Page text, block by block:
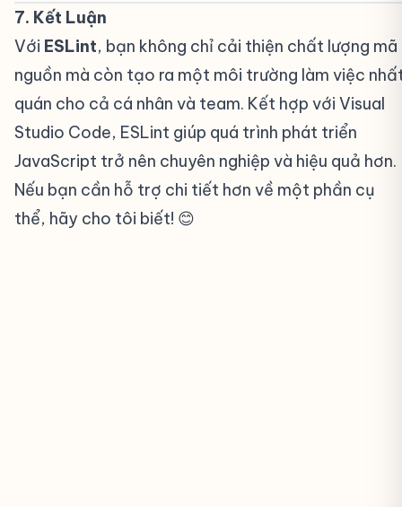
7. Kết Luận
Với ESLint, bạn không chỉ cải thiện chất lượng mã
nguồn mà còn tạo ra một môi trường làm việc
quán cho cả cá nhân và team. Kết hợp với Visual
Studio Code, ESLint giúp quá trình phát triển
JavaScript trở nên chuyên nghiệp và hiệu quả hơn.
Nếu bạn cần hỗ trợ chi tiết hơn về một phần cụ
thể, hãy cho tôi biết! 😊